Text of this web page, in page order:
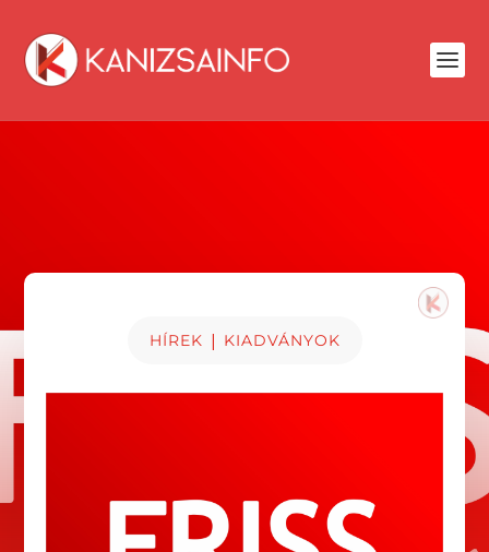
HÍREK | KIADVÁNYOK